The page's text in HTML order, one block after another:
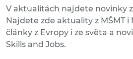
V aktualitách najdete novinky
Najdete zde aktuality z MŠMT i
články z Evropy i ze světa a
Skills and Jobs.